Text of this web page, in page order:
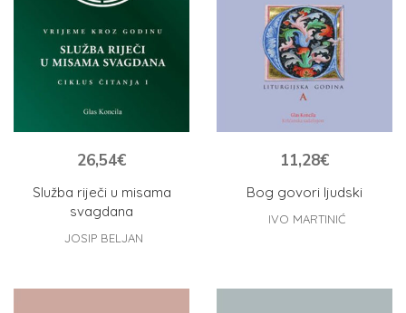
Služba riječi u misama
svagdana
26,54€
JOSIP BELJAN
Bog govori ljudski
11,28€
IVO MARTINIĆ